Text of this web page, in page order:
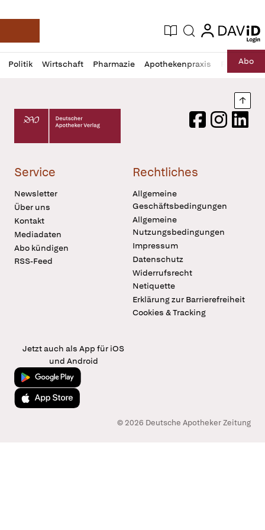
Deutsche Apotheker Zeitung
Aktuelle Ausgabe
Suche login
login
Politik Wirtschaft Pharmazie Apothekenpraxis RechtAbo
Profil
öffnen
Daz
Pur
Deutscher Apotheker Verlag Logo
FacebookInstagram
Service
Newsletter
Über uns
Kontakt
Mediadaten
Abo kündigen
RSS-Feed
Rechtliches
Allgemeine
Geschäftsbedingungen
Allgemeine
Nutzungsbedingungen
Impressum
Datenschutz
Widerrufsrecht
Netiquette
Erklärung zur Barrierefreiheit
Cookies & Tracking
Jetzt auch als App für iOS
und Android
Jetzt bei Google Play
Laden im App Store
© 2026 Deutsche Apotheker Zeitung